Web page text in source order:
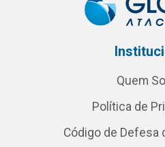
Quem
Política de
Código de Defesa